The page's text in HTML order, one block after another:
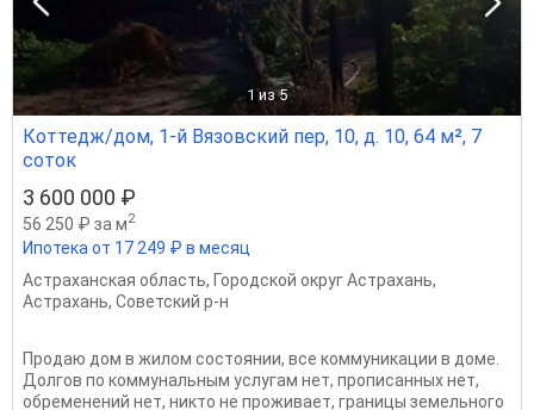
1 из 5
Коттедж/дом, 1-й Вязовский пер, 10, д. 10, 64 м², 7
соток
3 600 000 ₽
56 250 ₽ за м2
Ипотека от 17 249 ₽ в месяц
Астраханская область, Городской округ Астрахань,
Астрахань, Советский р-н
Продаю дом в жилом состоянии, все коммуникации в доме.
Долгов по коммунальным услугам нет, прописанных нет,
обременений нет, никто не проживает, границы земельного